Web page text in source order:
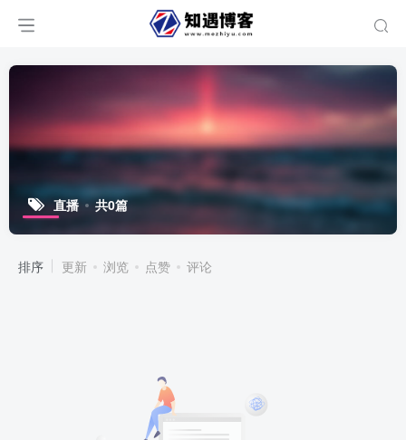
直播 共0篇
排序 更新 浏览 点赞 评论